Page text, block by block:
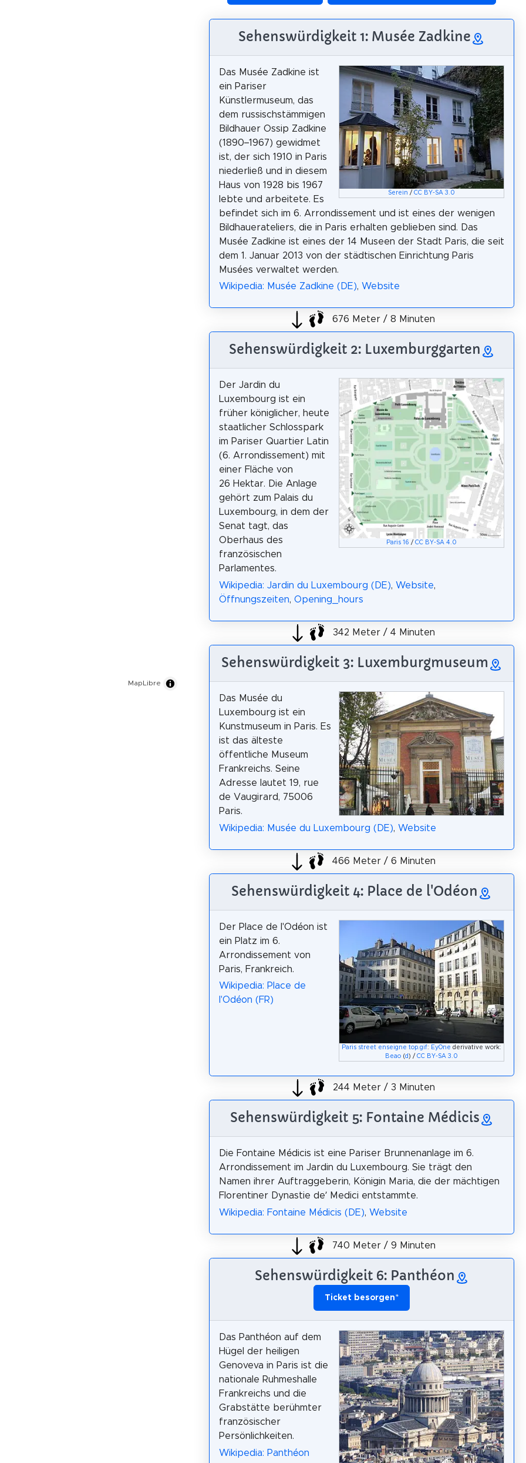
MapLibre
Sehenswürdigkeit 1: Musée Zadkine
Serein /CC BY-SA 3.0
Das Musée Zadkine ist
ein Pariser
Künstlermuseum, das
dem russischstämmigen
Bildhauer Ossip Zadkine
(1890–1967) gewidmet
ist, der sich 1910 in Paris
niederließ und in diesem
Haus von 1928 bis 1967
lebte und arbeitete. Es
befindet sich im 6. Arrondissement und ist eines der wenigen
Bildhauerateliers, die in Paris erhalten geblieben sind. Das
Musée Zadkine ist eines der 14 Museen der Stadt Paris, die seit
dem 1. Januar 2013 von der städtischen Einrichtung Paris
Musées verwaltet werden.
Wikipedia: Musée Zadkine (DE), Website
676 Meter / 8 Minuten
Sehenswürdigkeit 2: Luxemburggarten
Paris 16 /CC BY-SA 4.0
Der Jardin du
Luxembourg ist ein
früher königlicher, heute
staatlicher Schlosspark
im Pariser Quartier Latin
(6. Arrondissement) mit
einer Fläche von
26 Hektar. Die Anlage
gehört zum Palais du
Luxembourg, in dem der
Senat tagt, das
Oberhaus des
französischen
Parlamentes.
Wikipedia: Jardin du Luxembourg (DE), Website,
Öffnungszeiten, Opening_hours
342 Meter / 4 Minuten
Sehenswürdigkeit 3: Luxemburgmuseum
Das Musée du
Luxembourg ist ein
Kunstmuseum in Paris. Es
ist das älteste
öffentliche Museum
Frankreichs. Seine
Adresse lautet 19, rue
de Vaugirard, 75006
Paris.
Wikipedia: Musée du Luxembourg (DE), Website
466 Meter / 6 Minuten
Sehenswürdigkeit 4: Place de l'Odéon
Paris street enseigne top.gif: EyOne derivative work:
Beao (d ) /CC BY-SA 3.0
Der Place de l'Odéon ist
ein Platz im 6.
Arrondissement von
Paris, Frankreich.
Wikipedia: Place de
l'Odéon (FR)
244 Meter / 3 Minuten
Sehenswürdigkeit 5: Fontaine Médicis
Die Fontaine Médicis ist eine Pariser Brunnenanlage im 6.
Arrondissement im Jardin du Luxembourg. Sie trägt den
Namen ihrer Auftraggeberin, Königin Maria, die der mächtigen
Florentiner Dynastie de’ Medici entstammte.
Wikipedia: Fontaine Médicis (DE), Website
740 Meter / 9 Minuten
Sehenswürdigkeit 6: Panthéon
Ticket besorgen*
Das Panthéon auf dem
Hügel der heiligen
Genoveva in Paris ist die
nationale Ruhmeshalle
Frankreichs und die
Grabstätte berühmter
französischer
Persönlichkeiten.
Wikipedia: Panthéon